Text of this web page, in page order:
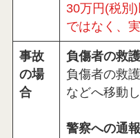
30万円(税別)
ではなく、
事故
の場
合
負傷者の救護
負傷者の救
などへ移動
警察への通報